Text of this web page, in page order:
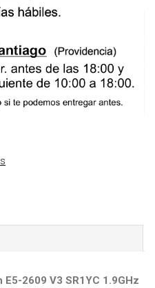
E5-2609 V3 SR1YC 1.9GHz